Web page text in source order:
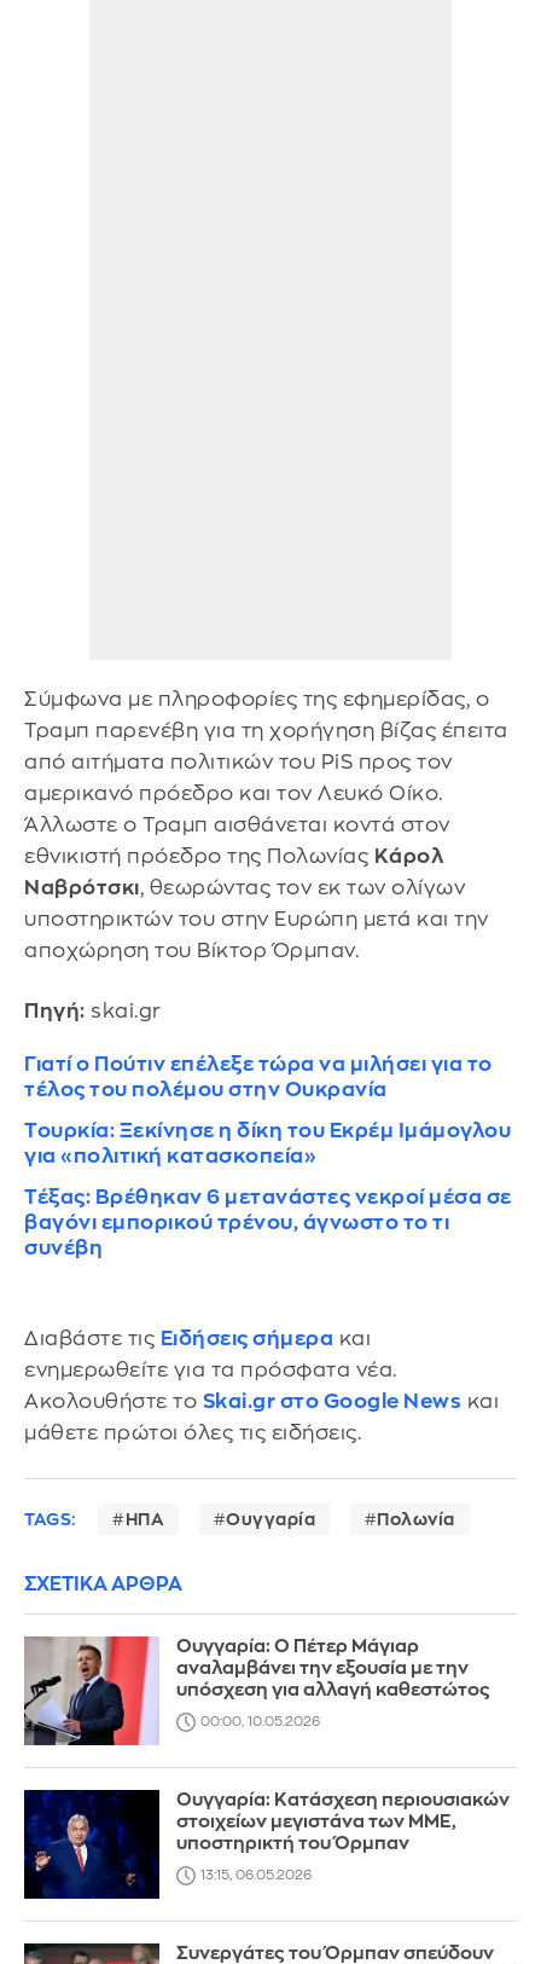
Σύμφωνα με πληροφορίες της εφημερίδας, ο
Τραμπ παρενέβη για τη χορήγηση βίζας έπειτα
από αιτήματα πολιτικών του PiS προς τον
αμερικανό πρόεδρο και τον Λευκό Οίκο.
Άλλωστε ο Τραμπ αισθάνεται κοντά στον
εθνικιστή πρόεδρο της Πολωνίας Κάρολ
Ναβρότσκι, θεωρώντας τον εκ των ολίγων
υποστηρικτών του στην Ευρώπη μετά και την
αποχώρηση του Βίκτορ Όρμπαν.
Πηγή: skai.gr
Γιατί ο Πούτιν επέλεξε τώρα να μιλήσει για το
τέλος του πολέμου στην Ουκρανία
Τουρκία: Ξεκίνησε η δίκη του Εκρέμ Ιμάμογλου
για «πολιτική κατασκοπεία»
Τέξας: Βρέθηκαν 6 μετανάστες νεκροί μέσα σε
βαγόνι εμπορικού τρένου, άγνωστο το τι
συνέβη
Διαβάστε τις Ειδήσεις σήμερα και
ενημερωθείτε για τα πρόσφατα νέα.
Ακολουθήστε το Skai.gr στο Google News και
μάθετε πρώτοι όλες τις ειδήσεις.
TAGS: ΗΠΑ Ουγγαρία Πολωνία
ΣΧΕΤΙΚΑ ΑΡΘΡΑ
Ουγγαρία: Ο Πέτερ Μάγιαρ
αναλαμβάνει την εξουσία με την
υπόσχεση για αλλαγή καθεστώτος
00:00, 10.05.2026
Ουγγαρία: Κατάσχεση περιουσιακών
στοιχείων μεγιστάνα των ΜΜΕ,
υποστηρικτή του Όρμπαν
13:15, 06.05.2026
Συνεργάτες του Όρμπαν σπεύδουν